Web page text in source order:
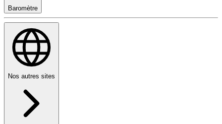
Baromètre
Nos autres sites